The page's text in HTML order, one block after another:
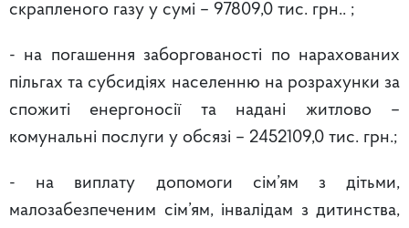
скрапленого газу у сумі – 97809,0 тис. грн.. ;
- на погашення заборгованості по нарахованих
пільгах та субсидіях населенню на розрахунки за
спожиті енергоносії та надані житлово –
комунальні послуги у обсязі – 2452109,0 тис. грн.;
- на виплату допомоги сім’ям з дітьми,
малозабезпеченим сім’ям, інвалідам з дитинства,